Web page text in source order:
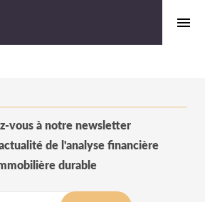
vous à notre newsletter
de l'analyse financière
durable